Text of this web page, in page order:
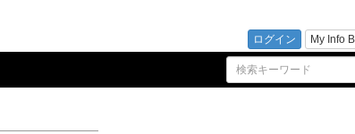
ログイン My Info
活動支援セン